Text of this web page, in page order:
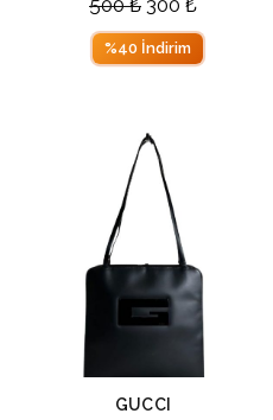
%40 İndirim
GUCCI